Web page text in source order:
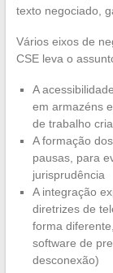
texto negociado,
Vários eixos de
CSE leva o
A
em armazéns
de trabalho
A formação
pausas, para
jurisprudência
A integração
diretrizes de
forma
software de
desconexão)